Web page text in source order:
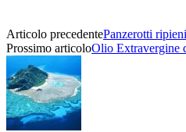
Articolo precedentePanzerotti ripieni
Prossimo articoloOlio Extravergine